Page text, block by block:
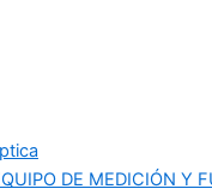
DE MEDICIÓN Y